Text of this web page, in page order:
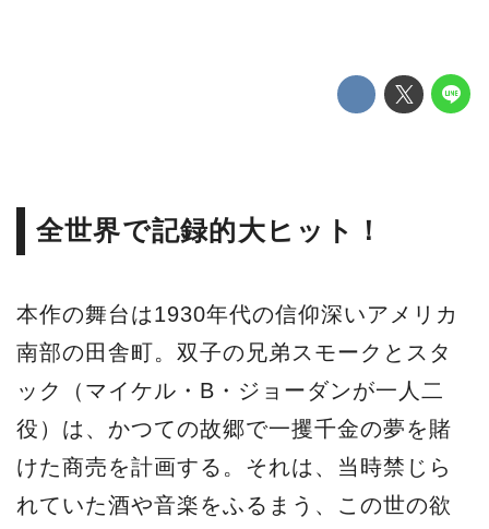
全世界で記録的大ヒット！
本作の舞台は1930年代の信仰深いアメリカ
南部の田舎町。双子の兄弟スモークとスタ
ック（マイケル・B・ジョーダンが一人二
役）は、かつての故郷で一攫千金の夢を賭
けた商売を計画する。それは、当時禁じら
れていた酒や音楽をふるまう、この世の欲